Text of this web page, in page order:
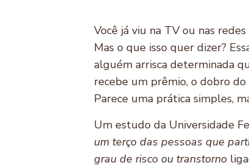
Você já viu na TV ou nas
Mas o que isso quer dizer?
alguém arrisca determinada
recebe um prêmio, o dobro
Parece uma prática simples,
Um estudo da Universidade
um terço das pessoas que
grau de risco ou transtorno